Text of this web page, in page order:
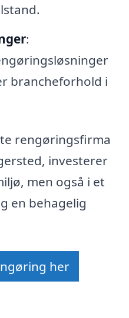
:
brancheforhold i
rengøringsfirma
investerer
men også i et
en behagelig
her